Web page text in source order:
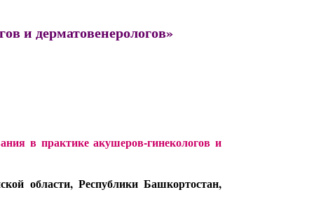
и дерматовенерологов»
в практике акушеров-гинекологов и
области, Республики Башкортостан,